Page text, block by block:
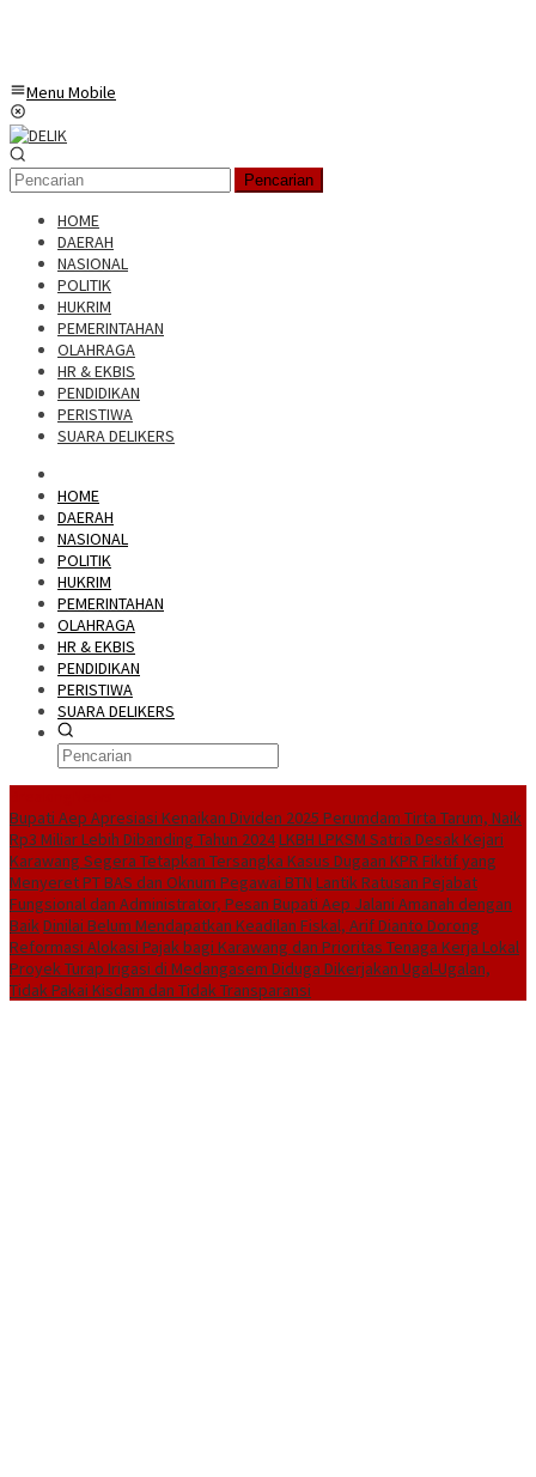
Menu Mobile
Pencarian
HOME
DAERAH
NASIONAL
POLITIK
HUKRIM
PEMERINTAHAN
OLAHRAGA
HR & EKBIS
PENDIDIKAN
PERISTIWA
SUARA DELIKERS
HOME
DAERAH
NASIONAL
POLITIK
HUKRIM
PEMERINTAHAN
OLAHRAGA
HR & EKBIS
PENDIDIKAN
PERISTIWA
SUARA DELIKERS
Bupati Aep Apresiasi Kenaikan Dividen 2025 Perumdam Tirta Tarum, Naik
Rp3 Miliar Lebih Dibanding Tahun 2024LKBH LPKSM Satria Desak Kejari
Karawang Segera Tetapkan Tersangka Kasus Dugaan KPR Fiktif yang
Menyeret PT BAS dan Oknum Pegawai BTN Lantik Ratusan Pejabat
Fungsional dan Administrator, Pesan Bupati Aep Jalani Amanah dengan
BaikDinilai Belum Mendapatkan Keadilan Fiskal, Arif Dianto Dorong
Reformasi Alokasi Pajak bagi Karawang dan Prioritas Tenaga Kerja Lokal
Proyek Turap Irigasi di Medangasem Diduga Dikerjakan Ugal-Ugalan,
Tidak Pakai Kisdam dan Tidak Transparansi